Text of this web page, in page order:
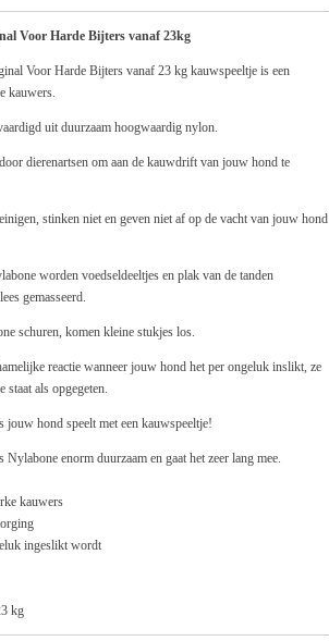
Voor Harde Bijters vanaf 23kg
Voor Harde Bijters vanaf 23 kg kauwspeeltje is een
kauwers.
uit duurzaam hoogwaardig nylon.
dierenartsen om aan de kauwdrift van jouw hond te
stinken niet en geven niet af op de vacht van jouw hond
worden voedseldeeltjes en plak van de tanden
gemasseerd.
schuren, komen kleine stukjes los.
reactie wanneer jouw hond het per ongeluk inslikt, ze
staat als opgegeten.
hond speelt met een kauwspeeltje!
enorm duurzaam en gaat het zeer lang mee.
kauwers
ingeslikt wordt
kg